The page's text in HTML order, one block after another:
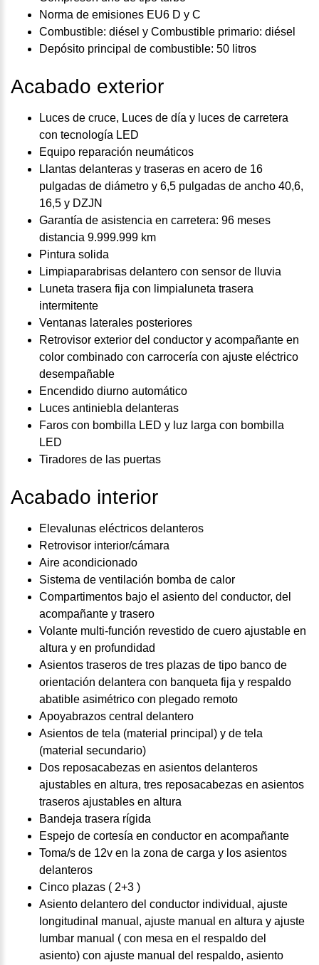
Norma de emisiones EU6 D y C
Combustible: diésel y Combustible primario: diésel
Depósito principal de combustible: 50 litros
Acabado exterior
Luces de cruce, Luces de día y luces de carretera
con tecnología LED
Equipo reparación neumáticos
Llantas delanteras y traseras en acero de 16
pulgadas de diámetro y 6,5 pulgadas de ancho 40,6,
16,5 y DZJN
Garantía de asistencia en carretera: 96 meses
distancia 9.999.999 km
Pintura solida
Limpiaparabrisas delantero con sensor de lluvia
Luneta trasera fija con limpialuneta trasera
intermitente
Ventanas laterales posteriores
Retrovisor exterior del conductor y acompañante en
color combinado con carrocería con ajuste eléctrico
desempañable
Encendido diurno automático
Luces antiniebla delanteras
Faros con bombilla LED y luz larga con bombilla
LED
Tiradores de las puertas
Acabado interior
Elevalunas eléctricos delanteros
Retrovisor interior/cámara
Aire acondicionado
Sistema de ventilación bomba de calor
Compartimentos bajo el asiento del conductor, del
acompañante y trasero
Volante multi-función revestido de cuero ajustable en
altura y en profundidad
Asientos traseros de tres plazas de tipo banco de
orientación delantera con banqueta fija y respaldo
abatible asimétrico con plegado remoto
Apoyabrazos central delantero
Asientos de tela (material principal) y de tela
(material secundario)
Dos reposacabezas en asientos delanteros
ajustables en altura, tres reposacabezas en asientos
traseros ajustables en altura
Bandeja trasera rígida
Espejo de cortesía en conductor en acompañante
Toma/s de 12v en la zona de carga y los asientos
delanteros
Cinco plazas ( 2+3 )
Asiento delantero del conductor individual, ajuste
longitudinal manual, ajuste manual en altura y ajuste
lumbar manual ( con mesa en el respaldo del
asiento) con ajuste manual del respaldo, asiento